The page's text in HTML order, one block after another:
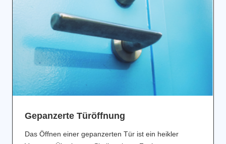
Gepanzerte Türöffnung
Das Öffnen einer gepanzerten Tür ist ein heikler